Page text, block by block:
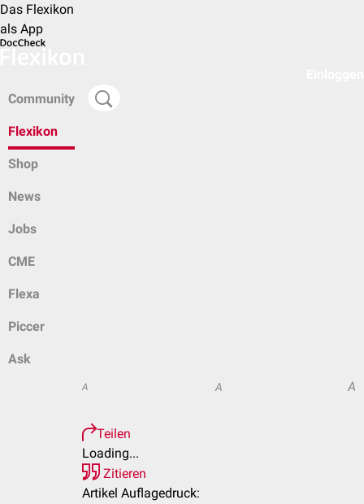
Das Flexikon
als App
Community
Flexikon
Shop
News
Jobs
CME
Flexa
Piccer
Ask
A A A
Teilen
Loading...
Zitieren
Artikel Auflagedruck: